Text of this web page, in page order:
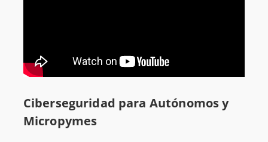
Ciberseguridad para Autónomos y
Micropymes